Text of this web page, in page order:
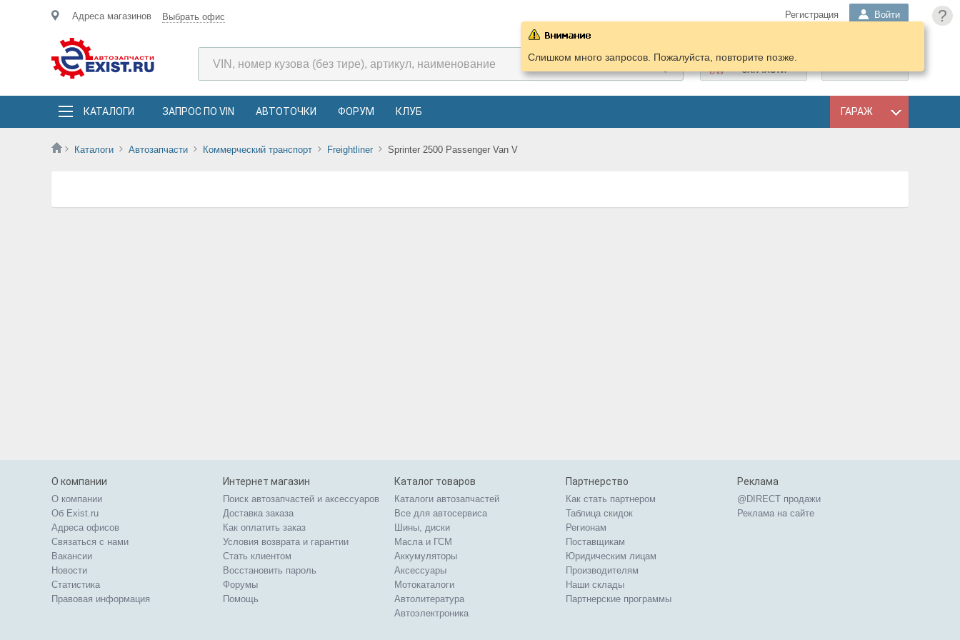
?
Адреса магазинов Выбрать офис Регистрация Войти
ПОДОБРАТЬ
ЗАПЧАСТИ
КАТАЛОГИ ЗАПРОС ПО VIN АВТОТОЧКИ ФОРУМ КЛУБ ГАРАЖ
Каталоги Автозапчасти Коммерческий транспорт Freightliner Sprinter 2500 Passenger Van V
Слишком много запросов. Пожалуйста, повторите позже.
О компании
О компании
Об Exist.ru
Адреса офисов
Связаться с нами
Вакансии
Новости
Статистика
Правовая информация
Интернет магазин
Поиск автозапчастей и аксессуаров
Доставка заказа
Как оплатить заказ
Условия возврата и гарантии
Стать клиентом
Восстановить пароль
Форумы
Помощь
Каталог товаров
Каталоги автозапчастей
Все для автосервиса
Шины, диски
Масла и ГСМ
Аккумуляторы
Аксессуары
Мотокаталоги
Автолитература
Автоэлектроника
Партнерство
Как стать партнером
Таблица скидок
Регионам
Поставщикам
Юридическим лицам
Производителям
Наши склады
Партнерские программы
Реклама
@DIRECT продажи
Реклама на сайте